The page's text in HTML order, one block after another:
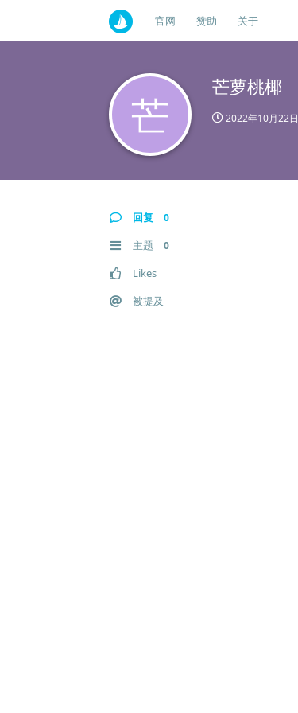
官网 赞助 关于
芒
芒萝桃椰
2022年10月22日
回复 0
主题 0
Likes
被提及